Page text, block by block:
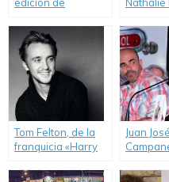
Con.
invitadas
Con.
Tom Felton, de la
franquicia «Harry
Argentina.
Juan José